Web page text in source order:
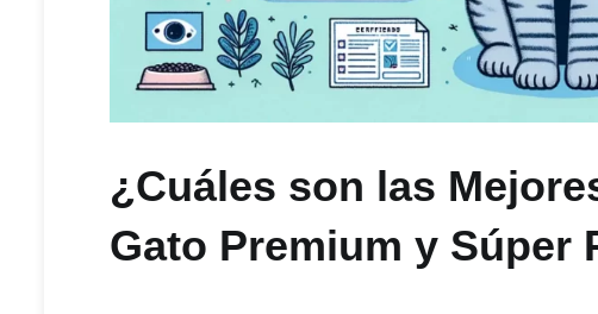
¿Cuáles son las
Gato Premium y Súper